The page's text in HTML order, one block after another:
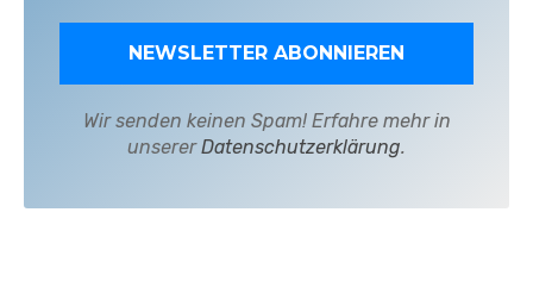
Wir senden keinen Spam! Erfahre mehr in
unsererDatenschutzerklärung.